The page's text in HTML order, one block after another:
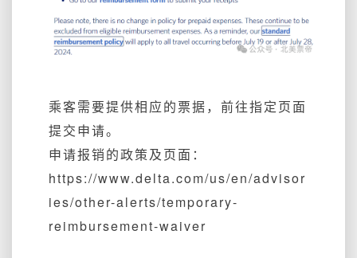
乘客需要提供相应的票据，前往指定页面
提交申请。
申请报销的政策及页面：
https://www.delta.com/us/en/advisor
ies/other-alerts/temporary-
reimbursement-waiver